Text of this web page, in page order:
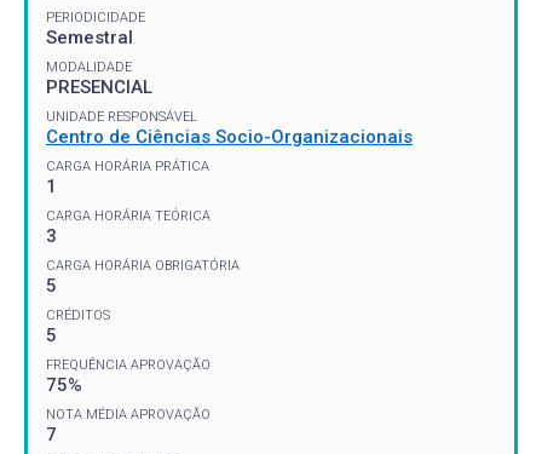
PERIODICIDADE
Semestral
MODALIDADE
PRESENCIAL
UNIDADE RESPONSÁVEL
Centro de Ciências Socio-Organizacionais
CARGA HORÁRIA PRÁTICA
1
CARGA HORÁRIA TEÓRICA
3
CARGA HORÁRIA OBRIGATÓRIA
5
CRÉDITOS
5
FREQUÊNCIA APROVAÇÃO
75%
NOTA MÉDIA APROVAÇÃO
7